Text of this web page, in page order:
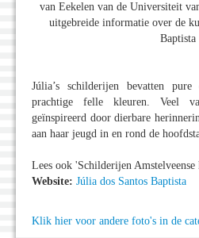
van Eekelen van de Universiteit
uitgebreide informatie over de
Baptista
Júlia’s schilderijen bevatten
prachtige felle kleuren. Veel
geïnspireerd door dierbare
aan haar jeugd in en rond de
Lees ook 'Schilderijen Amstelveense
Website: Júlia dos Santos Baptista
Klik hier voor andere foto's in de